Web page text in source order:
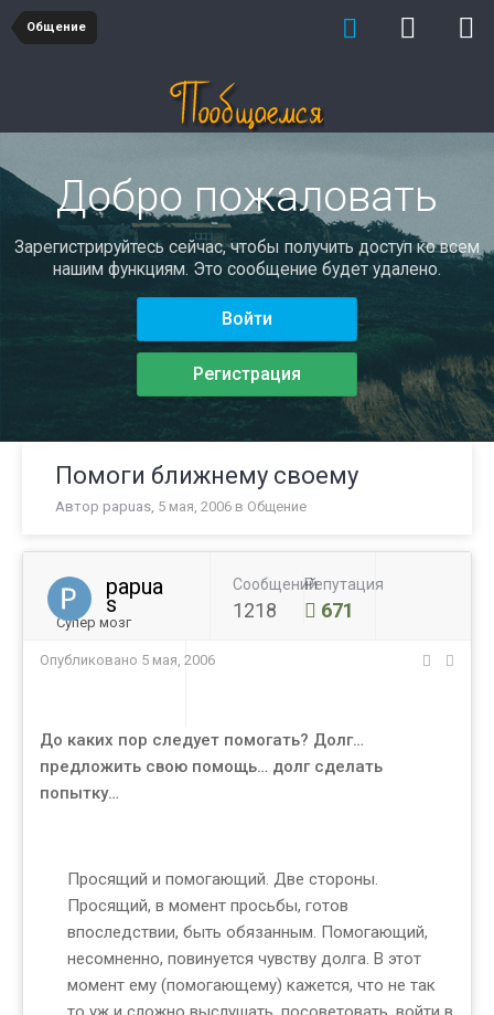
Общение
Добро пожаловать
Зарегистрируйтесь сейчас, чтобы получить доступ ко всем
нашим функциям. Это сообщение будет удалено.
Войти
Регистрация
Помоги ближнему своему
Автор papuas, 5 мая, 2006 в Общение
papua
s
Супер мозг
Сообщений
1218
Репутация
671
Опубликовано 5 мая, 2006
До каких пор следует помогать? Долг…
предложить свою помощь… долг сделать
попытку…
Просящий и помогающий. Две стороны.
Просящий, в момент просьбы, готов
впоследствии, быть обязанным. Помогающий,
несомненно, повинуется чувству долга. В этот
момент ему (помогающему) кажется, что не так